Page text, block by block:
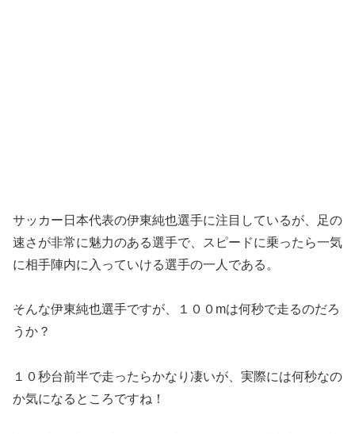
サッカー日本代表の伊東純也選手に注目しているが、足の
速さが非常に魅力のある選手で、スピードに乗ったら一気
に相手陣内に入っていける選手の一人である。
そんな伊東純也選手ですが、１００mは何秒で走るのだろ
うか？
１０秒台前半で走ったらかなり凄いが、実際には何秒なの
か気になるところですね！